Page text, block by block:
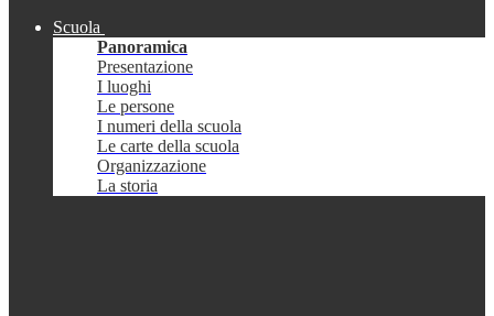
Scuola
Panoramica
Presentazione
I luoghi
Le persone
I numeri della scuola
Le carte della scuola
Organizzazione
La storia